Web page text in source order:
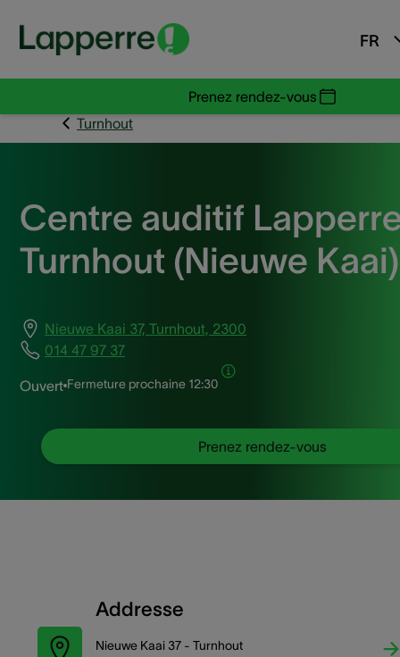
FR
Prenez rendez-vous
Turnhout
Centre auditif
Turnhout (Nieuwe Kaai)
Nieuwe Kaai 37, Turnhout, 2300
014 47 97 37
Ouvert Fermeture prochaine 12:30
Prenez rendez-vous
Addresse
Nieuwe Kaai 37 - Turnhout